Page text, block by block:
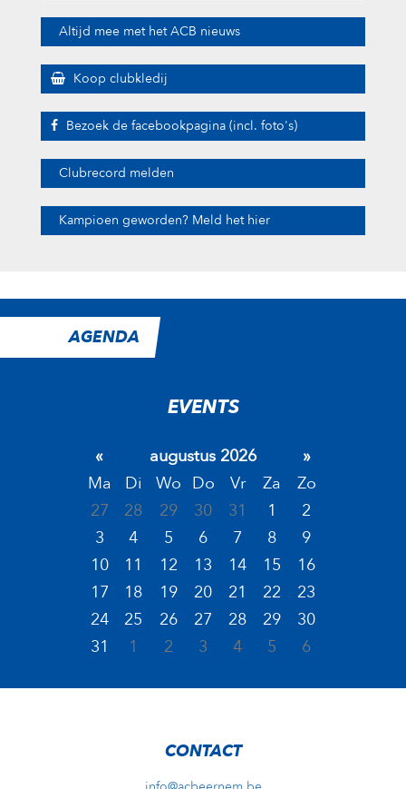
Altijd mee met het ACB nieuws
Koop clubkledij
Bezoek de facebookpagina (incl. foto's)
Clubrecord melden
Kampioen geworden? Meld het hier
AGENDA
EVENTS
« augustus 2026
»
Ma
Di Wo Do Vr Za
Zo
27
28 29 30 31 1
2
3
4 5 6 7 8
9
10
11 12 13 14 15
16
17
18 19 20 21 22
23
24
25 26 27 28 29
30
31
1 2 3 4 5 6
CONTACT